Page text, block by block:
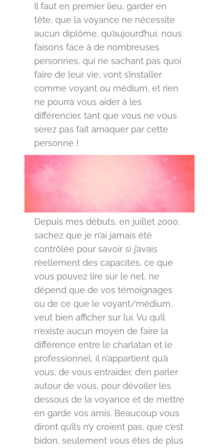
Il faut en premier lieu, garder en
tête, que la voyance ne nécessite
aucun diplôme, qu’aujourd’hui, nous
faisons face à de nombreuses
personnes, qui ne sachant pas quoi
faire de leur vie, vont s’installer
comme voyant ou médium, et rien
ne pourra vous aider à les
différencier, tant que vous ne vous
serez pas fait arnaquer par cette
personne !
Depuis mes débuts, en juillet 2000,
sachez que je n’ai jamais été
contrôlée pour savoir si j’avais
réellement des capacités, ce que
vous pouvez lire sur le net, ne
dépend que de vos témoignages
ou de ce que le voyant/médium,
veut bien afficher sur lui. Vu qu’il
n’existe aucun moyen de faire la
différence entre le charlatan et le
professionnel, il n’appartient qu’à
vous, de vous entraider, d’en parler
autour de vous, pour dévoiler les
dessous de la voyance et de mettre
en garde vos amis. Beaucoup vous
diront qu’ils n’y croient pas, que c’est
bidon, seulement vous êtes de plus